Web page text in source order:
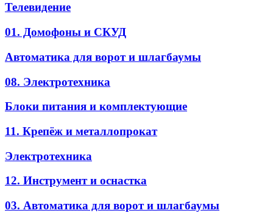
Телевидение
01. Домофоны и СКУД
Автоматика для ворот и шлагбаумы
08. Электротехника
Блоки питания и комплектующие
11. Крепёж и металлопрокат
Электротехника
12. Инструмент и оснастка
03. Автоматика для ворот и шлагбаумы